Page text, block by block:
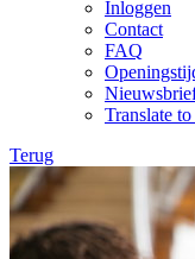
Inloggen
Contact
FAQ
Translate
Terug